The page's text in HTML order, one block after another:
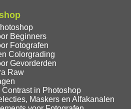
Beginners
Fotografen
Colorgrading
Gevorderden
Raw
in Photoshop
Maskers en Alfakanalen